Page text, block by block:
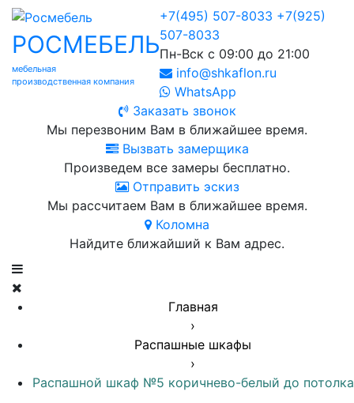
РОСМЕБЕЛЬ
мебельная
производственная компания
+7(495) 507-8033 +7(925)
507-8033
Пн-Вск с 09:00 до 21:00
info@shkaflon.ru
WhatsApp
Заказать звонок
Мы перезвоним Вам в ближайшее время.
Вызвать замерщика
Произведем все замеры бесплатно.
Отправить эскиз
Мы рассчитаем Вам в ближайшее время.
Коломна
Найдите ближайший к Вам адрес.
Главная
›
Распашные шкафы
›
Распашной шкаф №5 коричнево-белый до потолка